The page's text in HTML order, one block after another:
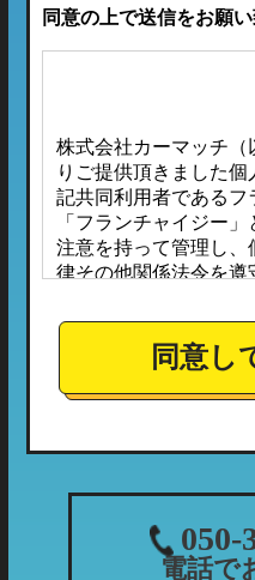
同意の上で送信をお願い
株式会社カーマッチ（
りご提供頂きました
記共同利用者である
「フランチャイジー
注意を持って管理し
律その他関係法令を遵
ほか、お客様ご本人
たは提供されること
また、フランチャイ
に個人情報保護に対
こととしており、適
当社が収集する個人
同意し
050-
電話で